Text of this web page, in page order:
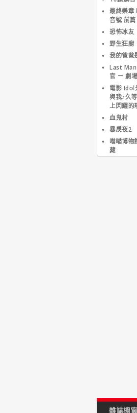
獲六次奧斯
【克拉瑪對
在【窈窕淑
裝的演出，
津樂道。近
最終樂章
音號 前篇
恐怖冰友
野生狂廚
我的爸爸
Last
官 ー 劇
電影 Idol
與我♪久
上閃耀的
血鬼村
暴戾夜2
喵喵博物
藏
雜誌櫥窗